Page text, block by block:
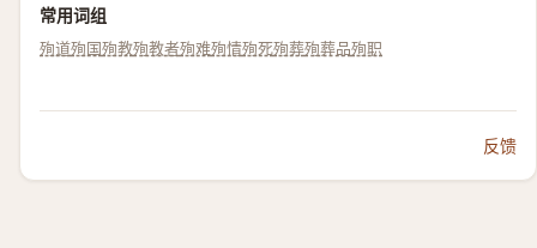
常用词组
殉道殉国殉教殉教者殉难殉情殉死殉葬殉葬品殉职
反馈